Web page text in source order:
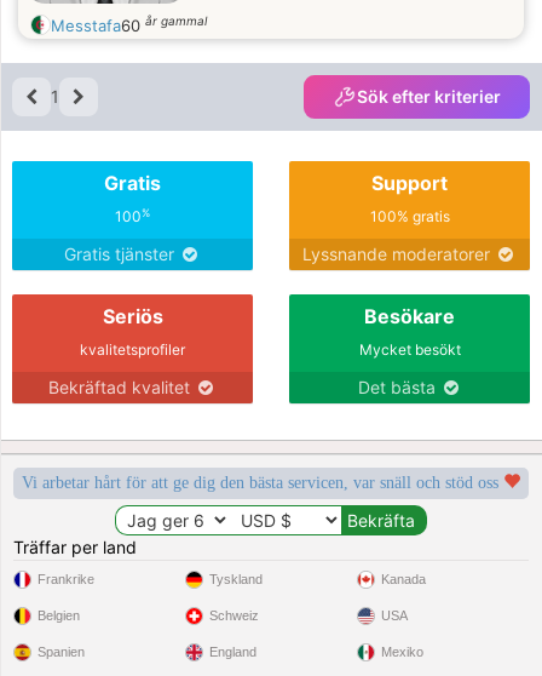
Messtafa60 år gammal
1 Sök efter kriterier
Gratis
100%
Gratis tjänster
Support
100% gratis
Lyssnande moderatorer
Seriös
kvalitetsprofiler
Bekräftad kvalitet
Besökare
Mycket besökt
Det bästa
Vi arbetar hårt för att ge dig den bästa servicen, var snäll och stöd oss
Träffar per land
Frankrike
Belgien
Spanien
Tyskland
Schweiz
England
Kanada
USA
Mexiko